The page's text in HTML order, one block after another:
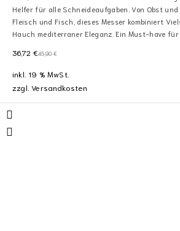
Helfer für alle Schneideaufgaben. Von Obst und
Fleisch und Fisch, dieses Messer kombiniert
Hauch mediterraner Eleganz. Ein Must-have für
45,90€
36,72 €
inkl. 19 % MwSt.
zzgl.Versandkosten